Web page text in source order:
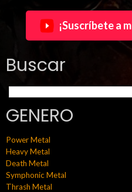
¡Suscríbete a
Buscar
GENERO
Power Metal
Heavy Metal
Death Metal
Symphonic Metal
Thrash Metal